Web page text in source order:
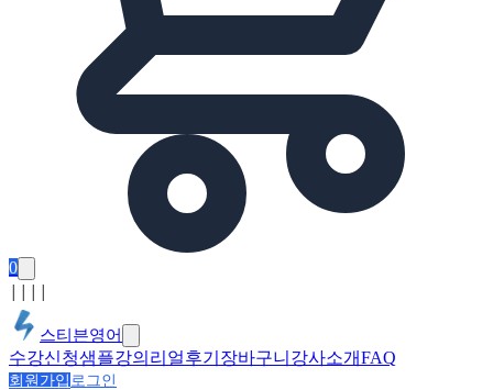
0
스티븐영어
수강신청샘플강의 리얼후기 장바구니 강사소개FAQ
회원가입 로그인